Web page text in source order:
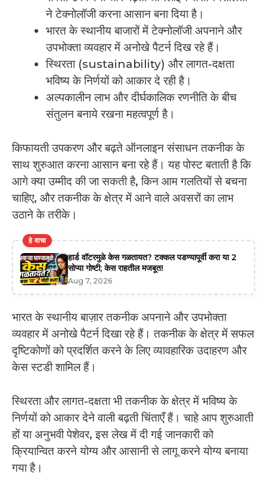
ने टेक्नोलॉजी करना आसान बना दिया है।
भारत के स्थानीय बाजारों में टेक्नोलॉजी अपनाने और
उपभोक्ता व्यवहार में अनोखे पैटर्न दिख रहे हैं।
स्थिरता (sustainability) और लागत-दक्षता
भविष्य के निर्णयों को आकार दे रही है।
अल्पकालीन लाभ और दीर्घकालिक रणनीति के बीच
संतुलन बनाये रखना महत्वपूर्ण है।
किफायती उपकरण और बढ़ते ऑनलाइन संसाधन तकनीक के
साथ शुरुआत करना आसान बना रहे हैं। यह पोस्ट बताती है कि
आगे क्या उम्मीद की जा सकती है, किन आम गलतियों से बचना
चाहिए, और तकनीक के क्षेत्र में आने वाले अवसरों का लाभ
उठाने के तरीके।
हे वाचा
हार्ड वॉटरमुळे केस गळतायत? टक्कल पडण्यापूर्वी करा या 2
सोप्या गोष्टी; केस राहतील मजबूत!
Aug 7, 2026
भारत के स्थानीय बाज़ार तकनीक अपनाने और उपभोक्ता
व्यवहार में अनोखे पैटर्न दिखा रहे हैं। तकनीक के क्षेत्र में सफल
दृष्टिकोणों को प्रदर्शित करने के लिए व्यावहारिक उदाहरण और
केस स्टडी शामिल हैं।
स्थिरता और लागत-दक्षता भी तकनीक के क्षेत्र में भविष्य के
निर्णयों को आकार देने वाली बढ़ती चिंताएँ हैं। चाहे आप शुरुआती
हों या अनुभवी पेशेवर, इस लेख में दी गई जानकारी को
क्रियान्वित करने योग्य और आसानी से लागू करने योग्य बनाया
गया है।